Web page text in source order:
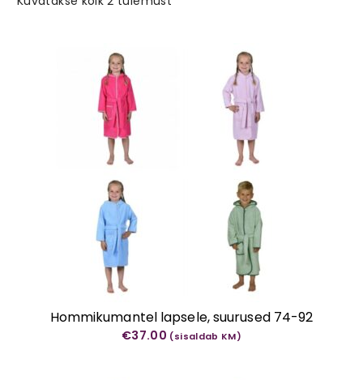
Hommikumantel lapsele, suurused 74-92
€37.00 (sisaldab KM)